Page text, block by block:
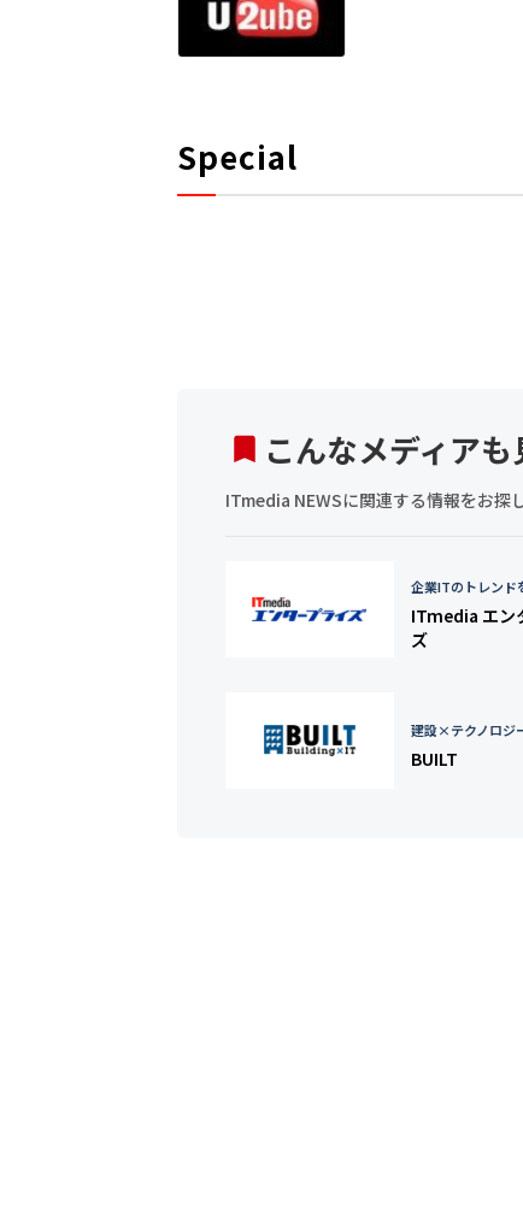
Special
こんなメディア
ITmedia NEWSに関連する情報をお探
企業ITのトレンド
ITmedia エン
ズ
建設×テクノロジ
BUILT